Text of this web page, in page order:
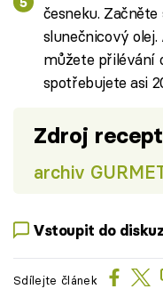
česneku.
slunečnicový
můžete přilévání
spotřebujete asi
Zdroj
archiv
Vstoupit do
Sdílejte článek